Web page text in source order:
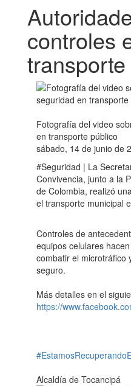
controles
Fotografía del video
en transporte público
sábado, 14 de junio de
#Seguridad | La
Convivencia, junto a la
de Colombia, realizó
el transporte municipal
Controles de
equipos celulares
combatir el microtráfico
seguro.
Más detalles en el
https://
Alcaldía de Tocancipá